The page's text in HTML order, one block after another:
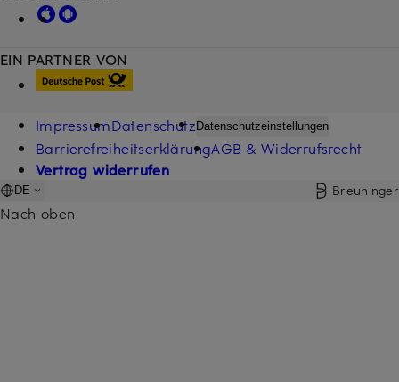
EIN PARTNER VON
ImpressumDatenschutz Datenschutzeinstellungen
BarrierefreiheitserklärungAGB & Widerrufsrecht
Vertrag widerrufen
DE Breuninger
Nach oben